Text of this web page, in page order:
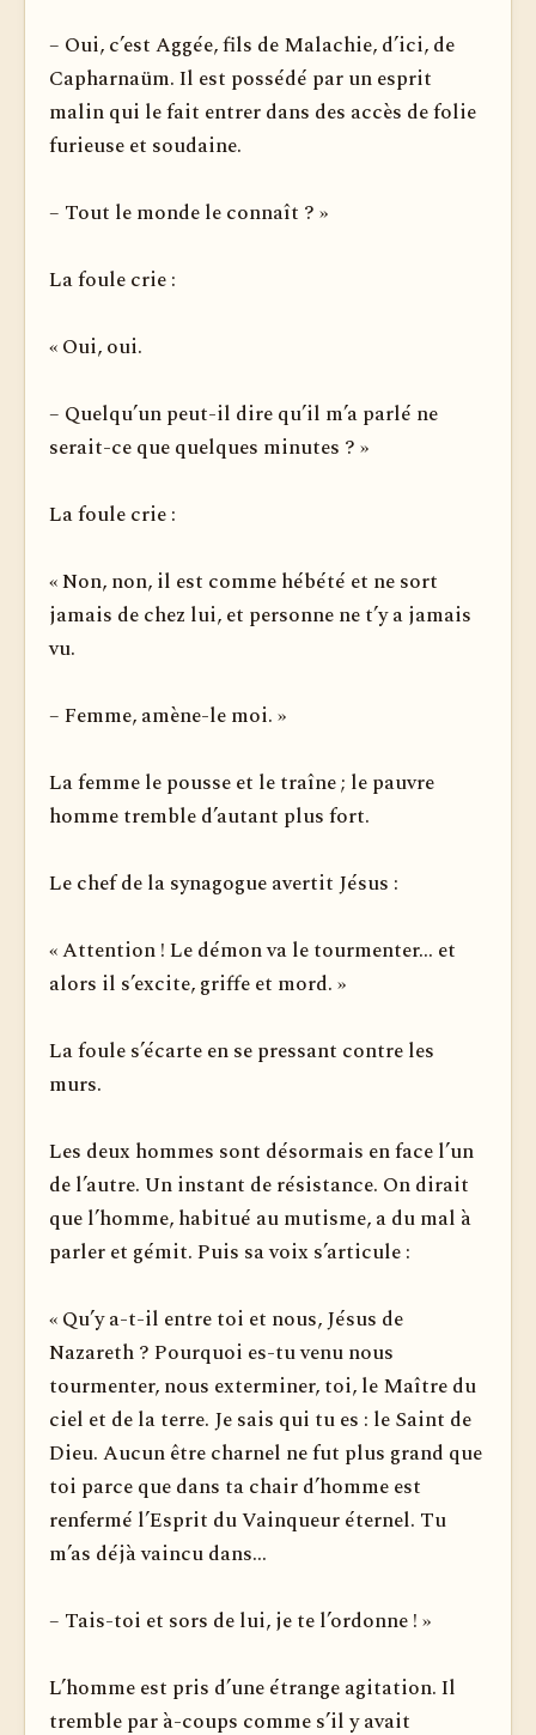
– Oui, c’est Aggée, fils de Malachie, d’ici, de
Capharnaüm. Il est possédé par un esprit
malin qui le fait entrer dans des accès de folie
furieuse et soudaine.
– Tout le monde le connaît ? »
La foule crie :
« Oui, oui.
– Quelqu’un peut-il dire qu’il m’a parlé ne
serait-ce que quelques minutes ? »
La foule crie :
« Non, non, il est comme hébété et ne sort
jamais de chez lui, et personne ne t’y a jamais
vu.
– Femme, amène-le moi. »
La femme le pousse et le traîne ; le pauvre
homme tremble d’autant plus fort.
Le chef de la synagogue avertit Jésus :
« Attention ! Le démon va le tourmenter... et
alors il s’excite, griffe et mord. »
La foule s’écarte en se pressant contre les
murs.
Les deux hommes sont désormais en face l’un
de l’autre. Un instant de résistance. On dirait
que l’homme, habitué au mu­tisme, a du mal à
parler et gémit. Puis sa voix s’articule :
« Qu’y a-t-il entre toi et nous, Jésus de
Nazareth ? Pourquoi es-tu venu nous
tourmenter, nous exterminer, toi, le Maître du
ciel et de la terre. Je sais qui tu es : le Saint de
Dieu. Aucun être charnel ne fut plus grand que
toi parce que dans ta chair d’homme est
renfermé l’Esprit du Vainqueur éternel. Tu
m’as déjà vaincu dans...
– Tais-toi et sors de lui, je te l’ordonne ! »
L’homme est pris d’une étrange agitation. Il
tremble par à-coups comme s’il y avait